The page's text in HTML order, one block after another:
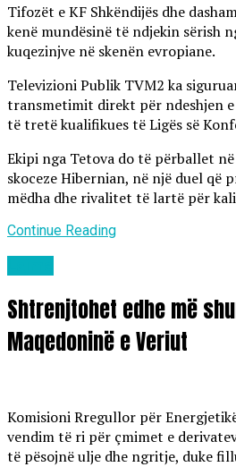
Tifozët e KF Shkëndijës dhe
kenë mundësinë të ndjekin sërish
kuqezinjve në skenën evropiane.
Televizioni Publik TVM2 ka
transmetimit direkt për ndeshjen
të tretë kualifikues të Ligës së
Ekipi nga Tetova do të përballet
skoceze Hibernian, në një duel që
mëdha dhe rivalitet të lartë për
Continue Reading
Shtrenjtohet edhe më
Maqedoninë e Veriut
Komisioni Rregullor për
vendim të ri për çmimet e
të pësojnë ulje dhe ngritje, duke